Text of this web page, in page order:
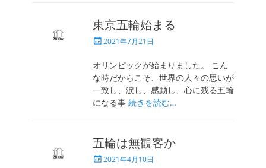
東京五輪始まる
投
日
2021年7月21日
オリンピックが始まりました。 こん
な時だからこそ、世界の人々の思いが
一致し、涙し、感動し、心に残る五輪
になる事 続きを読む…
五輪は無観客か
投 2021年4月10日